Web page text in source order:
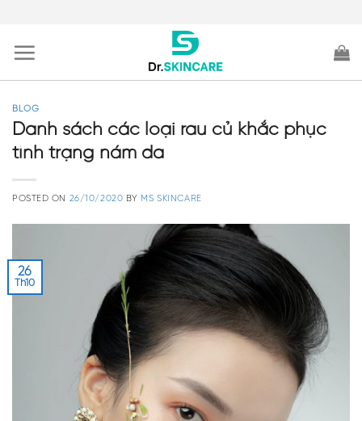
content
BLOG
Danh sách các loại rau củ khắc phục
tình trạng nám da
POSTED ON 26/10/2020 BY MS SKINCARE
26
Th10